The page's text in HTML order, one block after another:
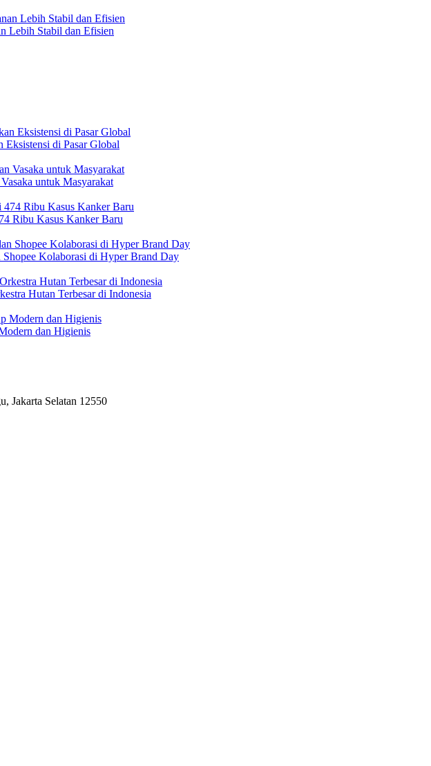
Lebih Stabil dan Efisien
di Pasar Global
untuk Masyarakat
Ribu Kasus Kanker Baru
Kolaborasi di Hyper Brand Day
Hutan Terbesar di Indonesia
dan Higienis
Jakarta Selatan 12550